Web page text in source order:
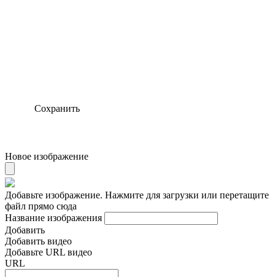
Сохранить
Новое изображение
Добавьте изображение. Нажмите для загрузки или перетащите
файл прямо сюда
Название изображения
Добавить
Добавить видео
Добавьте URL видео
URL